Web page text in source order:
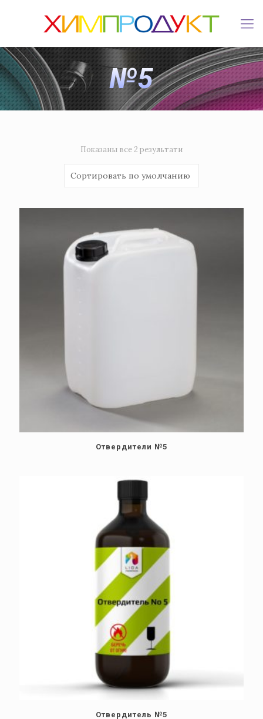
№5
Показаны все 2 результати
Отвердители №5
Отвердитель №5